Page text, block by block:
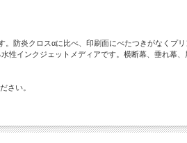
防炎クロスαに比べ、印刷面にべたつきがなくプ
インクジェットメディアです。横断幕、垂れ幕
さい。